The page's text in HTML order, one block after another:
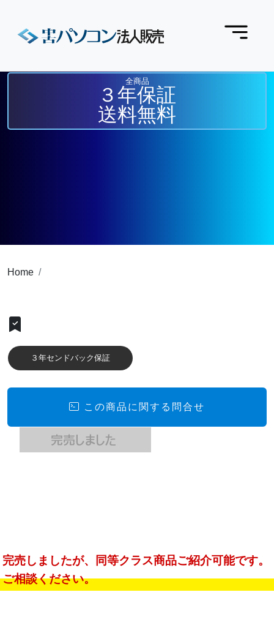
全商品
３年保証
送料無料
Home
３年センドバック保証
この商品に関する問合せ
完売しましたが、同等クラス商品ご紹介可能です。
ご相談ください。